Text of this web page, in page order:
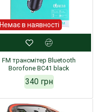
Немає в наявності
FM трансмітер Bluetooth
Borofone BC41 black
340 грн